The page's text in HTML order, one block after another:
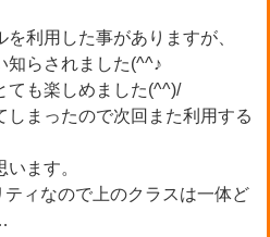
利用した事がありますが、
知らされました(^^♪
ても楽しめました(^^)/
まったので次回また利用する
ます。
ィなので上のクラスは一体ど